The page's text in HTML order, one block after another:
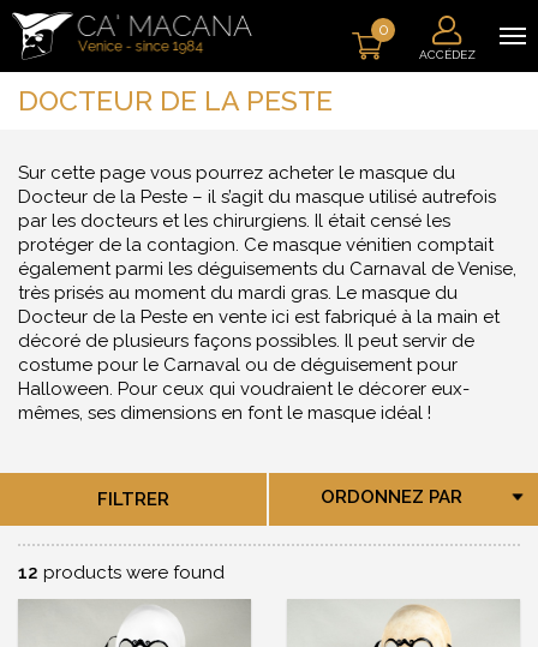
0
ACCÉDEZ
DOCTEUR DE LA PESTE
Sur cette page vous pourrez acheter le masque du
Docteur de la Peste – il s’agit du masque utilisé autrefois
par les docteurs et les chirurgiens. Il était censé les
protéger de la contagion. Ce masque vénitien comptait
également parmi les déguisements du Carnaval de Venise,
très prisés au moment du mardi gras. Le masque du
Docteur de la Peste en vente ici est fabriqué à la main et
décoré de plusieurs façons possibles. Il peut servir de
costume pour le Carnaval ou de déguisement pour
Halloween. Pour ceux qui voudraient le décorer eux-
mêmes, ses dimensions en font le masque idéal !
FILTRER ORDONNEZ PAR
12 products were found